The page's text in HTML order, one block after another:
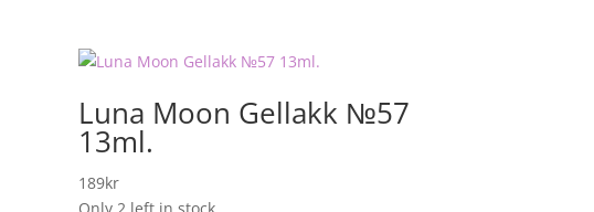
Luna Moon Gellakk №57
13ml.
189kr